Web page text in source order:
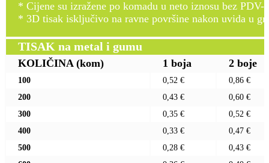
* Cijene su izražene po komadu u neto iznosu bez PDV-
* 3D tisak isključivo na ravne površine nakon uvida u
TISAK na metal i gumu
KOLIČINA (kom) 1 boja 2 boje
100 0,52 €
0,86 €
200
0,43 €
0,60 €
300
0,35 €
0,52 €
400
0,33 €
0,47 €
500
0,28 €
0,43 €